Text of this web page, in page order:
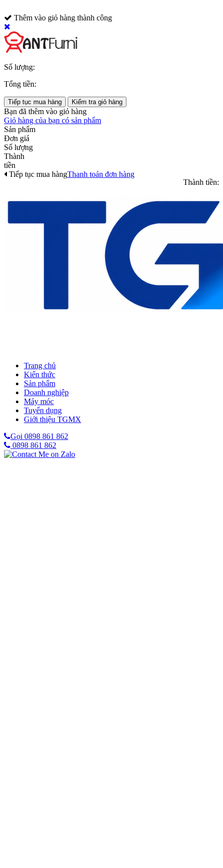
Thêm vào giỏ hàng thành công
Số lượng:
Tổng tiền:
Tiếp tục mua hàng Kiểm tra giỏ hàng
Bạn đã thêm vào giỏ hàng
Giỏ hàng của bạn có sản phẩm
Sản phẩm
Đơn giá
Số lượng
Thành
tiền
Tiếp tục mua hàng
Thành tiền:
Thanh toán đơn hàng
Trang chủ
Kiến thức
Sản phẩm
Doanh nghiệp
Máy móc
Tuyển dụng
Giới thiệu TGMX
Gọi 0898 861 862
0898 861 862